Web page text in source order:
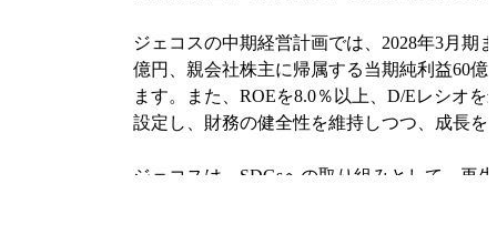
はJFEグループの一員として、鉄鋼製品を調
拡大に努めています。
ジェコスは、みずほリースとアライアンスを
り、競争力を高め、業界内での差別化を図っ
ジェコスの中期経営計画では、2028年3月期
億円、親会社株主に帰属する当期純利益60億
ます。また、ROEを8.0％以上、D/Eレシオを
設定し、財務の健全性を維持しつつ、成長を
ジェコスは、SDGsへの取り組みとして、再